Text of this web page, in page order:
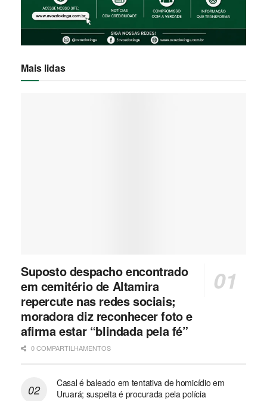
Mais lidas
Suposto despacho encontrado
em cemitério de Altamira
repercute nas redes sociais;
moradora diz reconhecer foto e
afirma estar “blindada pela fé”
0 COMPARTILHAMENTOS
Casal é baleado em tentativa de homicídio em
Uruará; suspeita é procurada pela polícia